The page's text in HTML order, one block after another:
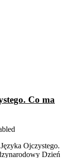
Co ma
Ojczystego.
Dzień